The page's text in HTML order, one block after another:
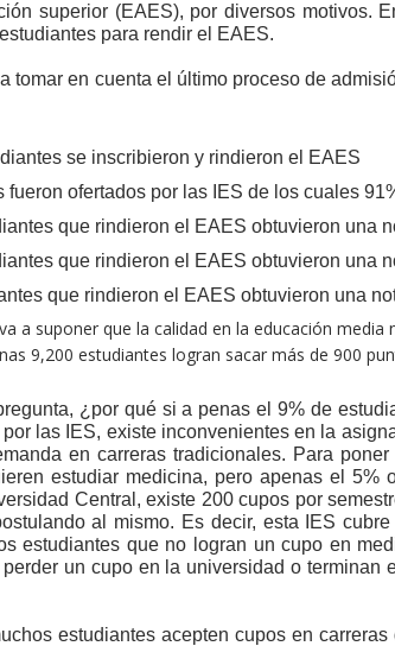
superior (EAES), por diversos motivos.
para rendir el EAES.
tomar en cuenta el último proceso de
se inscribieron y rindieron el EAES
fueron ofertados por las IES de los cuales
que rindieron el EAES obtuvieron una
que rindieron el EAES obtuvieron una
que rindieron el EAES obtuvieron una
a suponer que la calidad en la educación
9,200 estudiantes logran sacar más de 900
¿por qué si a penas el 9% de
las IES, existe inconvenientes en la
en carreras tradicionales. Para
estudiar medicina, pero apenas el 5%
Central, existe 200 cupos por
al mismo. Es decir, esta IES
estudiantes que no logran un cupo en
un cupo en la universidad o terminan
estudiantes acepten cupos en